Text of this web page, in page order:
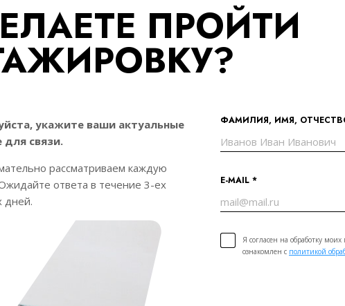
ПРОЙТИ
укажите ваши актуальные
для связи.
рассматриваем каждую
ответа в течение 3-ех
дней.
ФАМИЛИЯ, ИМЯ,
E-MAIL *
Я согласен на обработку
ознакомлен с политикой